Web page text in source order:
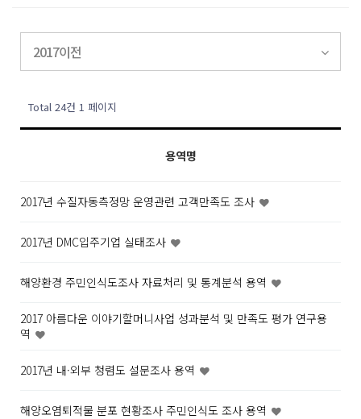
2017이전
Total 24건 1 페이지
용역명
2017년 수질자동측정망 운영관련 고객만족도 조사
2017년 DMC입주기업 실태조사
해양환경 주민인식도조사 자료처리 및 통계분석 용역
2017 아름다운 이야기할머니사업 성과분석 및 만족도 평가 연구용
역
2017년 내·외부 청렴도 설문조사 용역
해양오염퇴적물 분포 현황조사 주민인식도 조사 용역